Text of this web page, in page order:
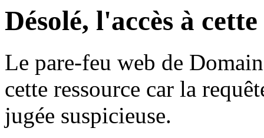
Désolé, l'accès à
Le pare-feu web de
cette ressource car la
jugée suspicieuse.